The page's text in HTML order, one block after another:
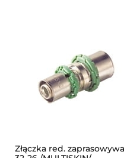
Złączka red.